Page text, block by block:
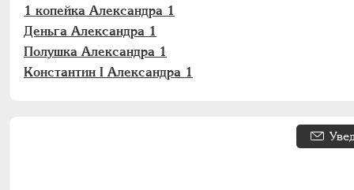
1 копейка Александра 1
Деньга Александра 1
Полушка Александра 1
Константин I Александра 1